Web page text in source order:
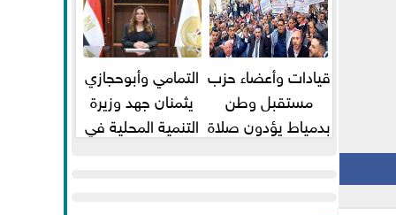
قيادات وأعضاء حزب
مستقبل وطن
بدمياط يؤدون صلاة
التمامي وأبوحجازي
يثمنان جهد وزيرة
التنمية المحلية في